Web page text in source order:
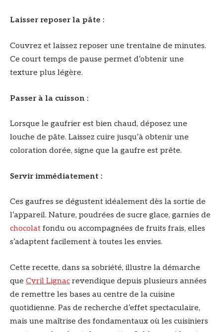
Laisser reposer la pâte :
Couvrez et laissez reposer une trentaine de minutes.
Ce court temps de pause permet d’obtenir une
texture plus légère.
Passer à la cuisson :
Lorsque le gaufrier est bien chaud, déposez une
louche de pâte. Laissez cuire jusqu’à obtenir une
coloration dorée, signe que la gaufre est prête.
Servir immédiatement :
Ces gaufres se dégustent idéalement dès la sortie de
l’appareil. Nature, poudrées de sucre glace, garnies de
chocolat fondu ou accompagnées de fruits frais, elles
s’adaptent facilement à toutes les envies.
Cette recette, dans sa sobriété, illustre la démarche
que Cyril Lignac revendique depuis plusieurs années
de remettre les bases au centre de la cuisine
quotidienne. Pas de recherche d’effet spectaculaire,
mais une maîtrise des fondamentaux où les cuisiniers